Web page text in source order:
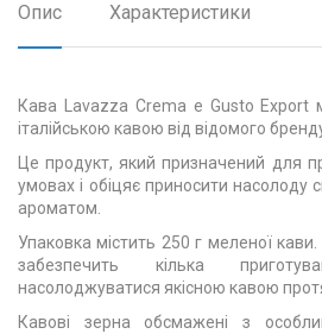
Опис Характеристики
Кава Lavazza Crema e Gusto Export
італійською кавою від відомого
Це продукт, який призначений для
умовах і обіцяє приносити насолоду
ароматом.
Упаковка містить 250 г меленої кави.
забезпечить кілька
насолоджуватися якісною кавою
Кавові зерна обсмажені з